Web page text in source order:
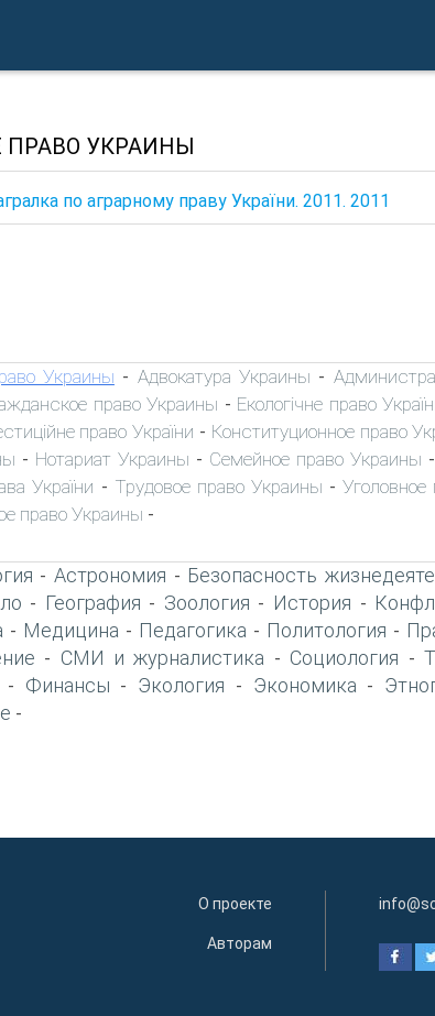
ПРАВО УКРАИНЫ
по аграрному праву України. 2011. 2011
Украины - Адвокатура Украины -
право Украины - Екологічне право
право України - Конституционное право
- Нотариат Украины - Семейное право Украины -
України - Трудовое право Украины -
право Украины -
-Астрономия - Безопасность
- География - Зоология - История -
- Медицина - Педагогика - Политология -
- СМИ и журналистика - Социология -
- Финансы - Экология - Экономика -
-
О проекте
Авторам